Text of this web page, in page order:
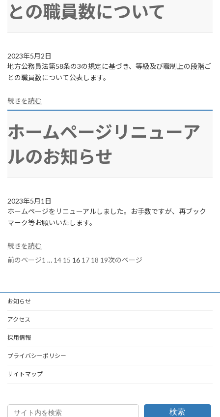
との職員数について
2023年5月2日
地方公務員法第58条の3の規定に基づき、等級及び職制上の段階ご
との職員数について公表します。
続きを読む
ホームページリニューア
ルのお知らせ
2023年5月1日
ホームページをリニューアルしました。お手数ですが、再ブック
マーク等お願いいたします。
続きを読む
前のページ1 … 14 15 16 17 18 19次のページ
お知らせ
アクセス
採用情報
プライバシーポリシー
サイトマップ
検索